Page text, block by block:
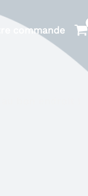
commande
bon endroit !